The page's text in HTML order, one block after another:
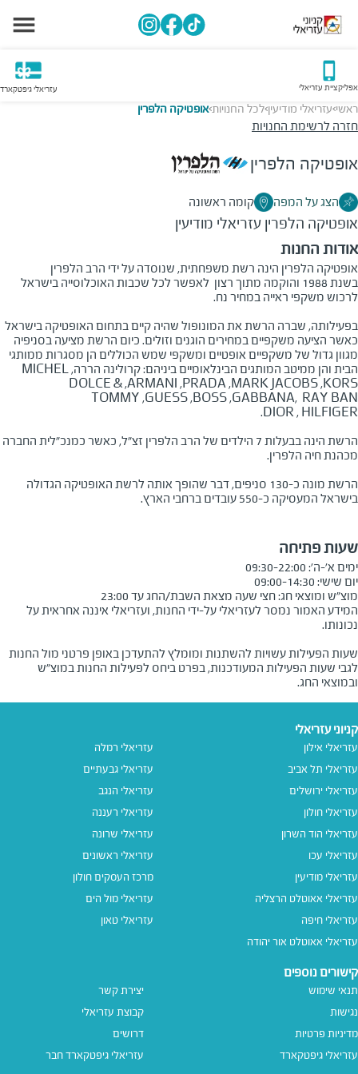
אפליקציית עזריאלי עזריאלי גיפטקארד
ראשי>עזריאלי מודיעין>לכל החנויות>אופטיקה הלפרין
חזרה לרשימת החנויות
אופטיקה הלפרין
הצג על המפה קומה ראשונה
אופטיקה הלפרין עזריאלי מודיעין
אודות החנות
אופטיקה הלפרין הינה רשת משפחתית, שנוסדה על ידי הרב הלפרין
בשנת 1988 והוקמה מתוך רצון לאפשר לכל שכבות האוכלוסייה בישראל
לרכוש משקפי ראייה במחיר נח.
בפעילותה, שברה הרשת את המונופול שהיה קיים בתחום האופטיקה בישראל
כאשר הציעה משקפיים במחירים הוגנים וזולים. כיום הרשת מציעה בסניפיה
מגוון גדול של משקפיים אופטיים ומשקפי שמש הכוללים הן מסגרות ממותגי
הבית והן ממיטב המותגים הבינלאומיים ביניהם: קרולינה הררה,MICHEL
KORS
,
MARK JACOBS
,
PRADA
,
ARMANI
,
DOLCE &
GABBANA, RAY BAN
,
BOSS
,
GUESS
,
TOMMY
HILFIGER
,
DIOR
.
הרשת הינה בבעלות 7 הילדים של הרב הלפרין זצ"ל, כאשר כמנכ"לית החברה
מכהנת חיה הלפרין.
הרשת מונה כ-130 סניפים, דבר שהופך אותה לרשת האופטיקה הגדולה
בישראל המעסיקה כ-550 עובדים ברחבי הארץ.
שעות פתיחה
מוצ"ש ומוצאי חג: חצי שעה מצאת השבת/החג עד 23:00
המידע האמור נמסר לעזריאלי על-ידי החנות, ועזריאלי איננה אחראית על
שעות הפעילות עשויות להשתנות ומומלץ להתעדכן באופן פרטני מול החנות
לגבי שעות הפעילות המעודכנות, בפרט ביחס לפעילות החנות במוצ"ש
ובמוצאי החג.
קניוני עזריאלי
עזריאלי אילון
עזריאלי תל אביב
עזריאלי ירושלים
עזריאלי חולון
עזריאלי הוד השרון
עזריאלי עכו
עזריאלי מודיעין
עזריאלי אאוטלט הרצליה
עזריאלי חיפה
עזריאלי אאוטלט אור יהודה
עזריאלי רמלה
עזריאלי גבעתיים
עזריאלי הנגב
עזריאלי רעננה
עזריאלי שרונה
עזריאלי ראשונים
מרכז העסקים חולון
עזריאלי מול הים
עזריאלי טאון
קישורים נוספים
תנאי שימוש
נגישות
מדיניות פרטיות
עזריאלי גיפטקארד
יצירת קשר
קבוצת עזריאלי
דרושים
עזריאלי גיפטקארד חבר‎